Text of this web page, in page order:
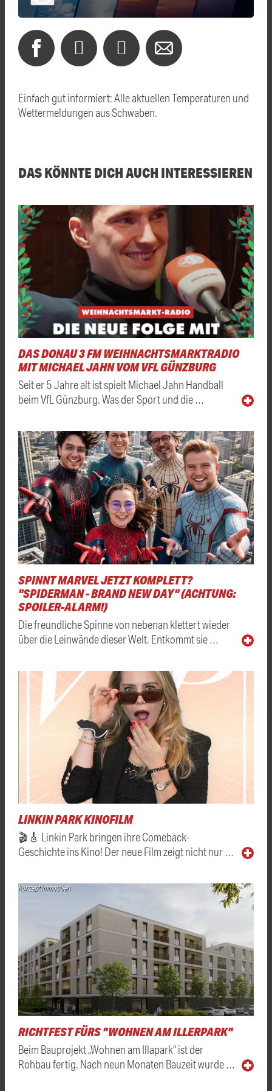
Einfach gut informiert: Alle aktuellen Temperaturen und
Wettermeldungen aus Schwaben.
DAS KÖNNTE DICH AUCH INTERESSIEREN
DAS DONAU 3 FM WEIHNACHTSMARKTRADIO
MIT MICHAEL JAHN VOM VFL GÜNZBURG
Seit er 5 Jahre alt ist spielt Michael Jahn Handball
beim VfL Günzburg. Was der Sport und die …
SPINNT MARVEL JETZT KOMPLETT?
"SPIDERMAN - BRAND NEW DAY" (ACHTUNG:
SPOILER-ALARM!)
Die freundliche Spinne von nebenan klettert wieder
über die Leinwände dieser Welt. Entkommt sie …
LINKIN PARK KINOFILM
🎬🎸 Linkin Park bringen ihre Comeback-
Geschichte ins Kino! Der neue Film zeigt nicht nur …
Konzept Immobilien
RICHTFEST FÜRS "WOHNEN AM ILLERPARK"
Beim Bauprojekt „Wohnen am Illapark“ ist der
Rohbau fertig. Nach neun Monaten Bauzeit wurde …